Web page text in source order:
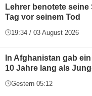
Lehrer benotete
Tag vor seinem Tod
19:34 / 03 August 2026
In Afghanistan gab
10 Jahre lang als
Gestern 05:12